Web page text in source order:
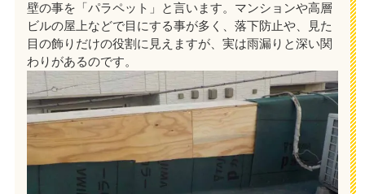
壁の事を「パラペット」と言います。マンションや高層
ビルの屋上などで目にする事が多く、落下防止や、見た
目の飾りだけの役割に見えますが、実は雨漏りと深い関
わりがあるのです。